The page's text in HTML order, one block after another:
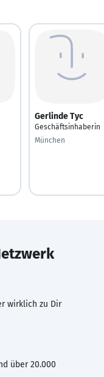
Gerlinde Tyc
Geschäftsinhaberin
München
wirklich zu Dir
über 20.000